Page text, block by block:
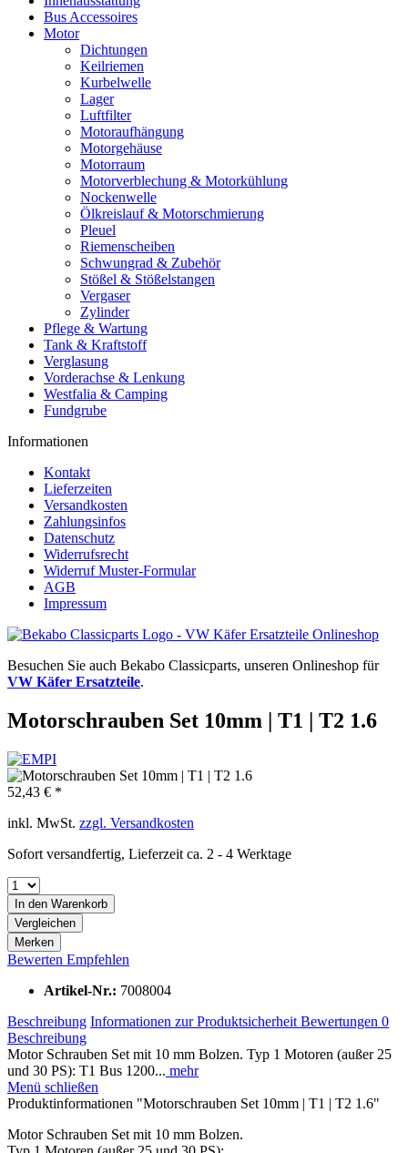
Bus Accessoires
Motor
Dichtungen
Keilriemen
Kurbelwelle
Lager
Luftfilter
Motoraufhängung
Motorgehäuse
Motorraum
Motorverblechung & Motorkühlung
Nockenwelle
Ölkreislauf & Motorschmierung
Pleuel
Riemenscheiben
Schwungrad & Zubehör
Stößel & Stößelstangen
Vergaser
Zylinder
Pflege & Wartung
Tank & Kraftstoff
Verglasung
Vorderachse & Lenkung
Westfalia & Camping
Fundgrube
Informationen
Kontakt
Lieferzeiten
Versandkosten
Zahlungsinfos
Datenschutz
Widerrufsrecht
Widerruf Muster-Formular
AGB
Impressum
Besuchen Sie auch Bekabo Classicparts, unseren Onlineshop für
VW Käfer Ersatzteile.
Motorschrauben Set 10mm | T1 | T2 1.6
52,43 € *
inkl. MwSt. zzgl. Versandkosten
Sofort versandfertig, Lieferzeit ca. 2 - 4 Werktage
In den Warenkorb
Vergleichen
Merken
Bewerten Empfehlen
Artikel-Nr.: 7008004
Beschreibung Informationen zur Produktsicherheit Bewertungen 0
Beschreibung
Motor Schrauben Set mit 10 mm Bolzen. Typ 1 Motoren (außer 25
und 30 PS): T1 Bus 1200... mehr
Menü schließen
Produktinformationen "Motorschrauben Set 10mm | T1 | T2 1.6"
Motor Schrauben Set mit 10 mm Bolzen.